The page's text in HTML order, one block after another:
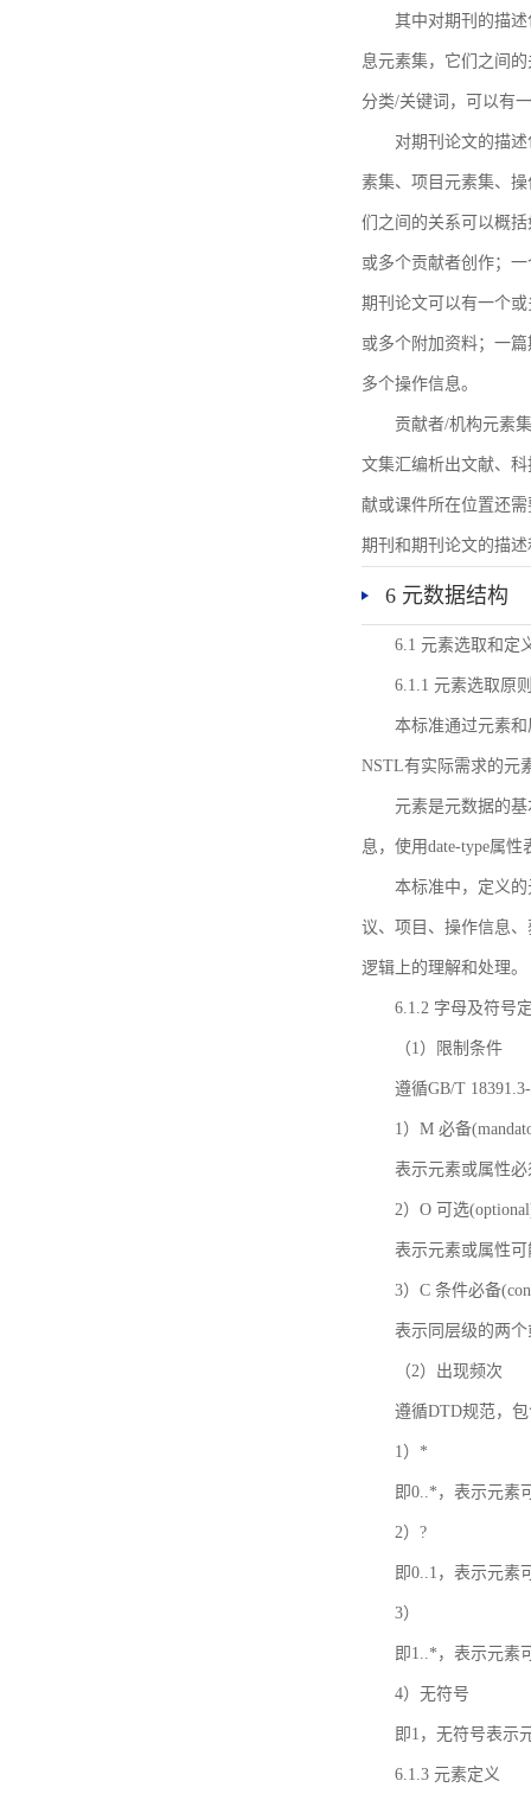
其中对期刊的描
息元素集，它们之间
分类/关键词，可以有
对期刊论文的描
素集、项目元素集、
们之间的关系可以概
或多个贡献者创作；
期刊论文可以有一个
或多个附加资料；一
多个操作信息。
贡献者/机构元素
文集汇编析出文献、
献或课件所在位置还
期刊和期刊论文的描
6 元数据结构
6.1 元素选取和定
6.1.1 元素选取原
本标准通过元素
NSTL有实际需求的元
元素是元数据的
息，使用date-type属
本标准中，定义
议、项目、操作信息
逻辑上的理解和处理。
6.1.2 字母及符号
（1）限制条件
遵循GB/T
1）M 必备
表示元素或属性
2）O 可选
表示元素或属性
3）C 条件必备
表示同层级的两
（2）出现频次
遵循DTD规范，
1）*
即0..*，表示元素
2）?
即0..1，表示元素
3）
即1..*，表示元素
4）无符号
即1，无符号表示
6.1.3 元素定义